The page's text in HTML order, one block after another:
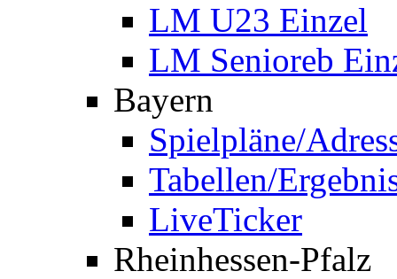
LM U23 Einzel
LM Senioreb
Bayern
Spielpläne/
Tabellen/
LiveTicker
Rheinhessen-Pfalz